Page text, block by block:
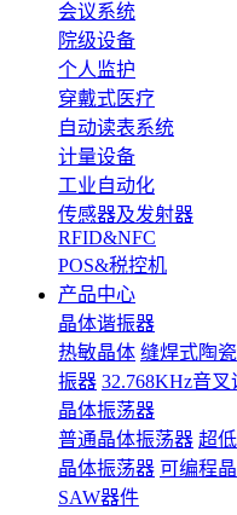
会议系统
院级设备
个人监护
穿戴式医疗
自动读表系统
计量设备
工业自动化
传感器及发射器
RFID&NFC
POS&税控机
产品中心
晶体谐振器
热敏晶体 缝焊式陶
振器 32.768KHz音叉
晶体振荡器
普通晶体振荡器 超
晶体振荡器 可编程
SAW器件